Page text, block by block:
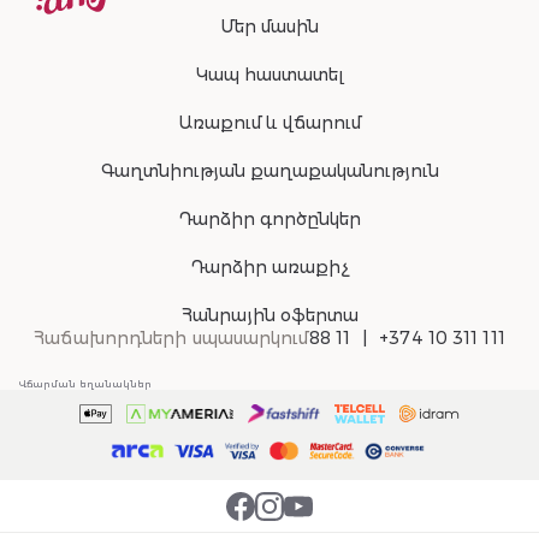
Մեր մասին
Կապ հաստատել
Առաքում և վճարում
Գաղտնիության քաղաքականություն
Դարձիր գործընկեր
Դարձիր առաքիչ
Հանրային օֆերտա
Հաճախորդների սպասարկում88 11 +374 10 311 111
Վճարման եղանակներ